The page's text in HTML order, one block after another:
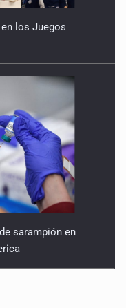
sarampión en
a